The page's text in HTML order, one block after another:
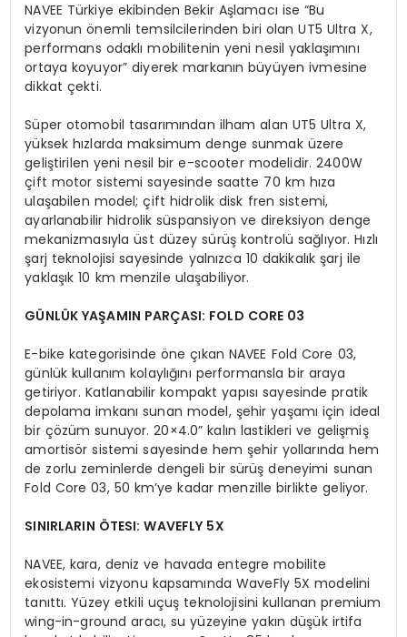
NAVEE Türkiye ekibinden Bekir Aşlamacı ise “Bu
vizyonun önemli temsilcilerinden biri olan UT5 Ultra X,
performans odaklı mobilitenin yeni nesil yaklaşımını
ortaya koyuyor” diyerek markanın büyüyen ivmesine
dikkat çekti.
Süper otomobil tasarımından ilham alan UT5 Ultra X,
yüksek hızlarda maksimum denge sunmak üzere
geliştirilen yeni nesil bir e-scooter modelidir. 2400W
çift motor sistemi sayesinde saatte 70 km hıza
ulaşabilen model; çift hidrolik disk fren sistemi,
ayarlanabilir hidrolik süspansiyon ve direksiyon denge
mekanizmasıyla üst düzey sürüş kontrolü sağlıyor. Hızlı
şarj teknolojisi sayesinde yalnızca 10 dakikalık şarj ile
yaklaşık 10 km menzile ulaşabiliyor.
GÜNLÜK YAŞAMIN PARÇASI: FOLD CORE 03
E-bike kategorisinde öne çıkan NAVEE Fold Core 03,
günlük kullanım kolaylığını performansla bir araya
getiriyor. Katlanabilir kompakt yapısı sayesinde pratik
depolama imkanı sunan model, şehir yaşamı için ideal
bir çözüm sunuyor. 20×4.0” kalın lastikleri ve gelişmiş
amortisör sistemi sayesinde hem şehir yollarında hem
de zorlu zeminlerde dengeli bir sürüş deneyimi sunan
Fold Core 03, 50 km’ye kadar menzille birlikte geliyor.
SINIRLARIN ÖTESI: WAVEFLY 5X
NAVEE, kara, deniz ve havada entegre mobilite
ekosistemi vizyonu kapsamında WaveFly 5X modelini
tanıttı. Yüzey etkili uçuş teknolojisini kullanan premium
wing-in-ground aracı, su yüzeyine yakın düşük irtifa